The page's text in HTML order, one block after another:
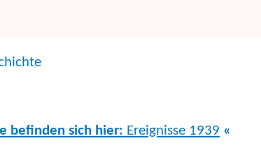
befinden sich hier: Ereignisse 1939 «